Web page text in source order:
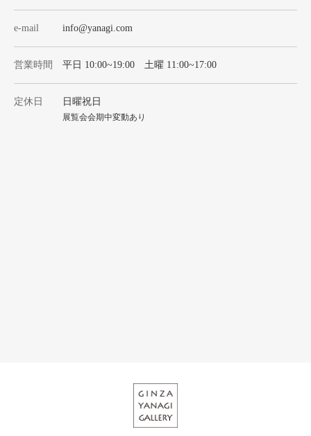
e-mail info@yanagi.com
営業時間 平日 10:00~19:00 土曜 11:00~17:00
定休日 日曜祝日
展覧会会期中変動あり